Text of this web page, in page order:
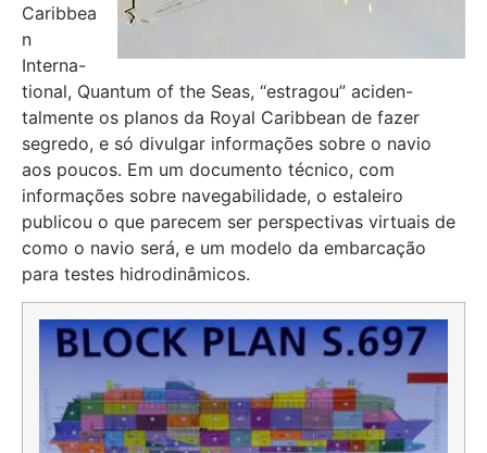
Caribbea
n
Interna-
tional, Quantum of the Seas, “estragou” aciden-
talmente os planos da Royal Caribbean de fazer
segredo, e só divulgar informações sobre o navio
aos poucos. Em um documento técnico, com
informações sobre navegabilidade, o estaleiro
publicou o que parecem ser perspectivas virtuais de
como o navio será, e um modelo da embarcação
para testes hidrodinâmicos.